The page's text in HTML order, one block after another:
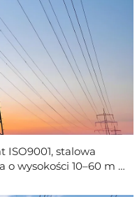
ISO9001, stalowa
o wysokości 10–60 m z